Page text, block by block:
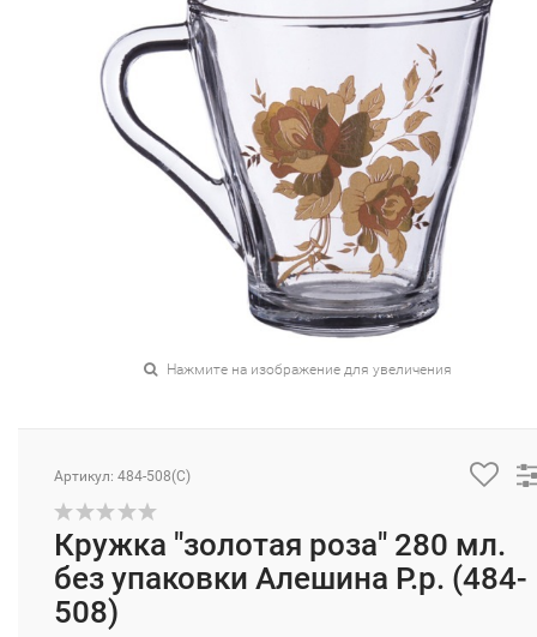
Нажмите на изображение для увеличения
Артикул: 484-508(C)
Кружка "золотая роза" 280 мл.
без упаковки Алешина Р.р. (484-
508)